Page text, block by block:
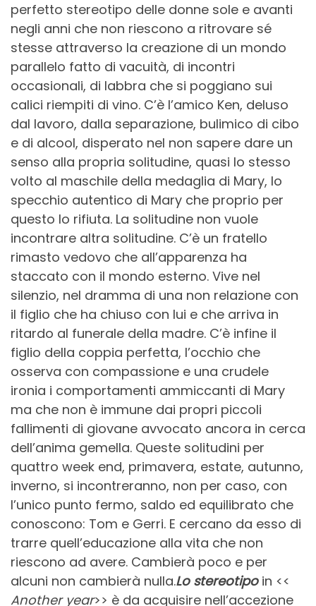
perfetto stereotipo delle donne sole e avanti
negli anni che non riescono a ritrovare sé
stesse attraverso la creazione di un mondo
parallelo fatto di vacuità, di incontri
occasionali, di labbra che si poggiano sui
calici riempiti di vino. C’è l’amico Ken, deluso
dal lavoro, dalla separazione, bulimico di cibo
e di alcool, disperato nel non sapere dare un
senso alla propria solitudine, quasi lo stesso
volto al maschile della medaglia di Mary, lo
specchio autentico di Mary che proprio per
questo lo rifiuta. La solitudine non vuole
incontrare altra solitudine. C’è un fratello
rimasto vedovo che all’apparenza ha
staccato con il mondo esterno. Vive nel
silenzio, nel dramma di una non relazione con
il figlio che ha chiuso con lui e che arriva in
ritardo al funerale della madre. C’è infine il
figlio della coppia perfetta, l’occhio che
osserva con compassione e una crudele
ironia i comportamenti ammiccanti di Mary
ma che non è immune dai propri piccoli
fallimenti di giovane avvocato ancora in cerca
dell’anima gemella. Queste solitudini per
quattro week end, primavera, estate, autunno,
inverno, si incontreranno, non per caso, con
l’unico punto fermo, saldo ed equilibrato che
conoscono: Tom e Gerri. E cercano da esso di
trarre quell’educazione alla vita che non
riescono ad avere. Cambierà poco e per
alcuni non cambierà nulla.Lo stereotipoin <<
Another year>> è da acquisire nell’accezione